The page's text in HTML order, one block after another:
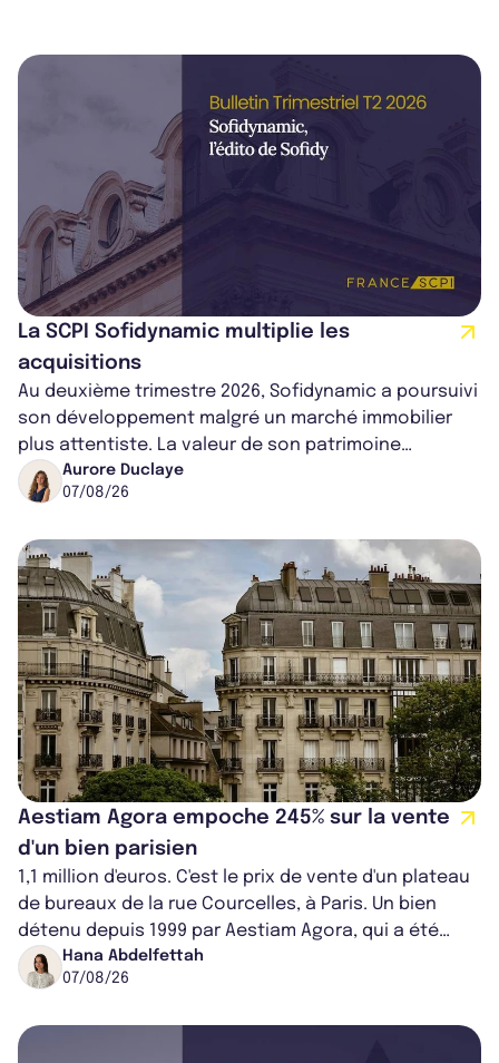
La SCPI Sofidynamic multiplie les
acquisitions
Au deuxième trimestre 2026, Sofidynamic a poursuivi
son développement malgré un marché immobilier
plus attentiste. La valeur de son patrimoine
progresse de 3,8% à périmètre constan...
Aurore Duclaye
07/08/26
Aestiam Agora empoche 245% sur la vente
d'un bien parisien
1,1 million d'euros. C'est le prix de vente d'un plateau
de bureaux de la rue Courcelles, à Paris. Un bien
détenu depuis 1999 par Aestiam Agora, qui a été
cédé avec une plus-value...
Hana Abdelfettah
07/08/26